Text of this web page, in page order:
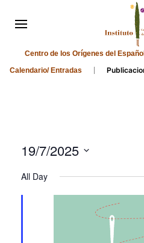
Centro de los Orígenes del Español
Calendario/ Entradas
Select
date.
All Day